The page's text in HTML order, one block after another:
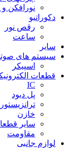
نورافکن
دکوراتیو
رقص نور
ساعت
سایر
سیستم های
اسپیکر
قطعات
IC
پل دیود
ترانزیستور
خازن
سایر
مقاومت
لوازم جانبی